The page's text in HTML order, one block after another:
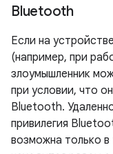
Bluetooth
Если на
(например, при
злоумышленник
при условии, что
Bluetooth.
привилегия
возможна только в